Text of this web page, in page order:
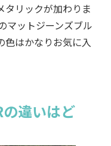
タリックが加わりま
マットジーンズブル
色はかなりお気に入
違いはど